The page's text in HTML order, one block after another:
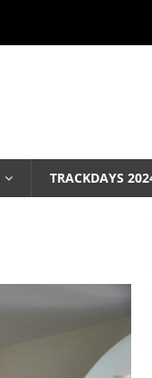
TRACKDAYS